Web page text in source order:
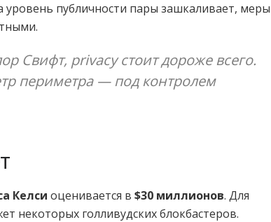
уровень публичности пары зашкаливает, меры
Свифт, privacy стоит дороже всего.
периметра — под контролем
Келси оценивается в $30 миллионов. Для
некоторых голливудских блокбастеров.